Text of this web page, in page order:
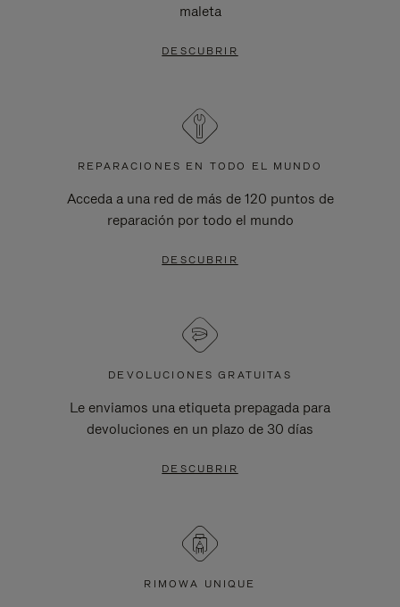
maleta
DESCUBRIR
REPARACIONES EN TODO EL MUNDO
Acceda a una red de más de 120 puntos de
reparación por todo el mundo
DESCUBRIR
DEVOLUCIONES GRATUITAS
Le enviamos una etiqueta prepagada para
devoluciones en un plazo de 30 días
DESCUBRIR
RIMOWA UNIQUE